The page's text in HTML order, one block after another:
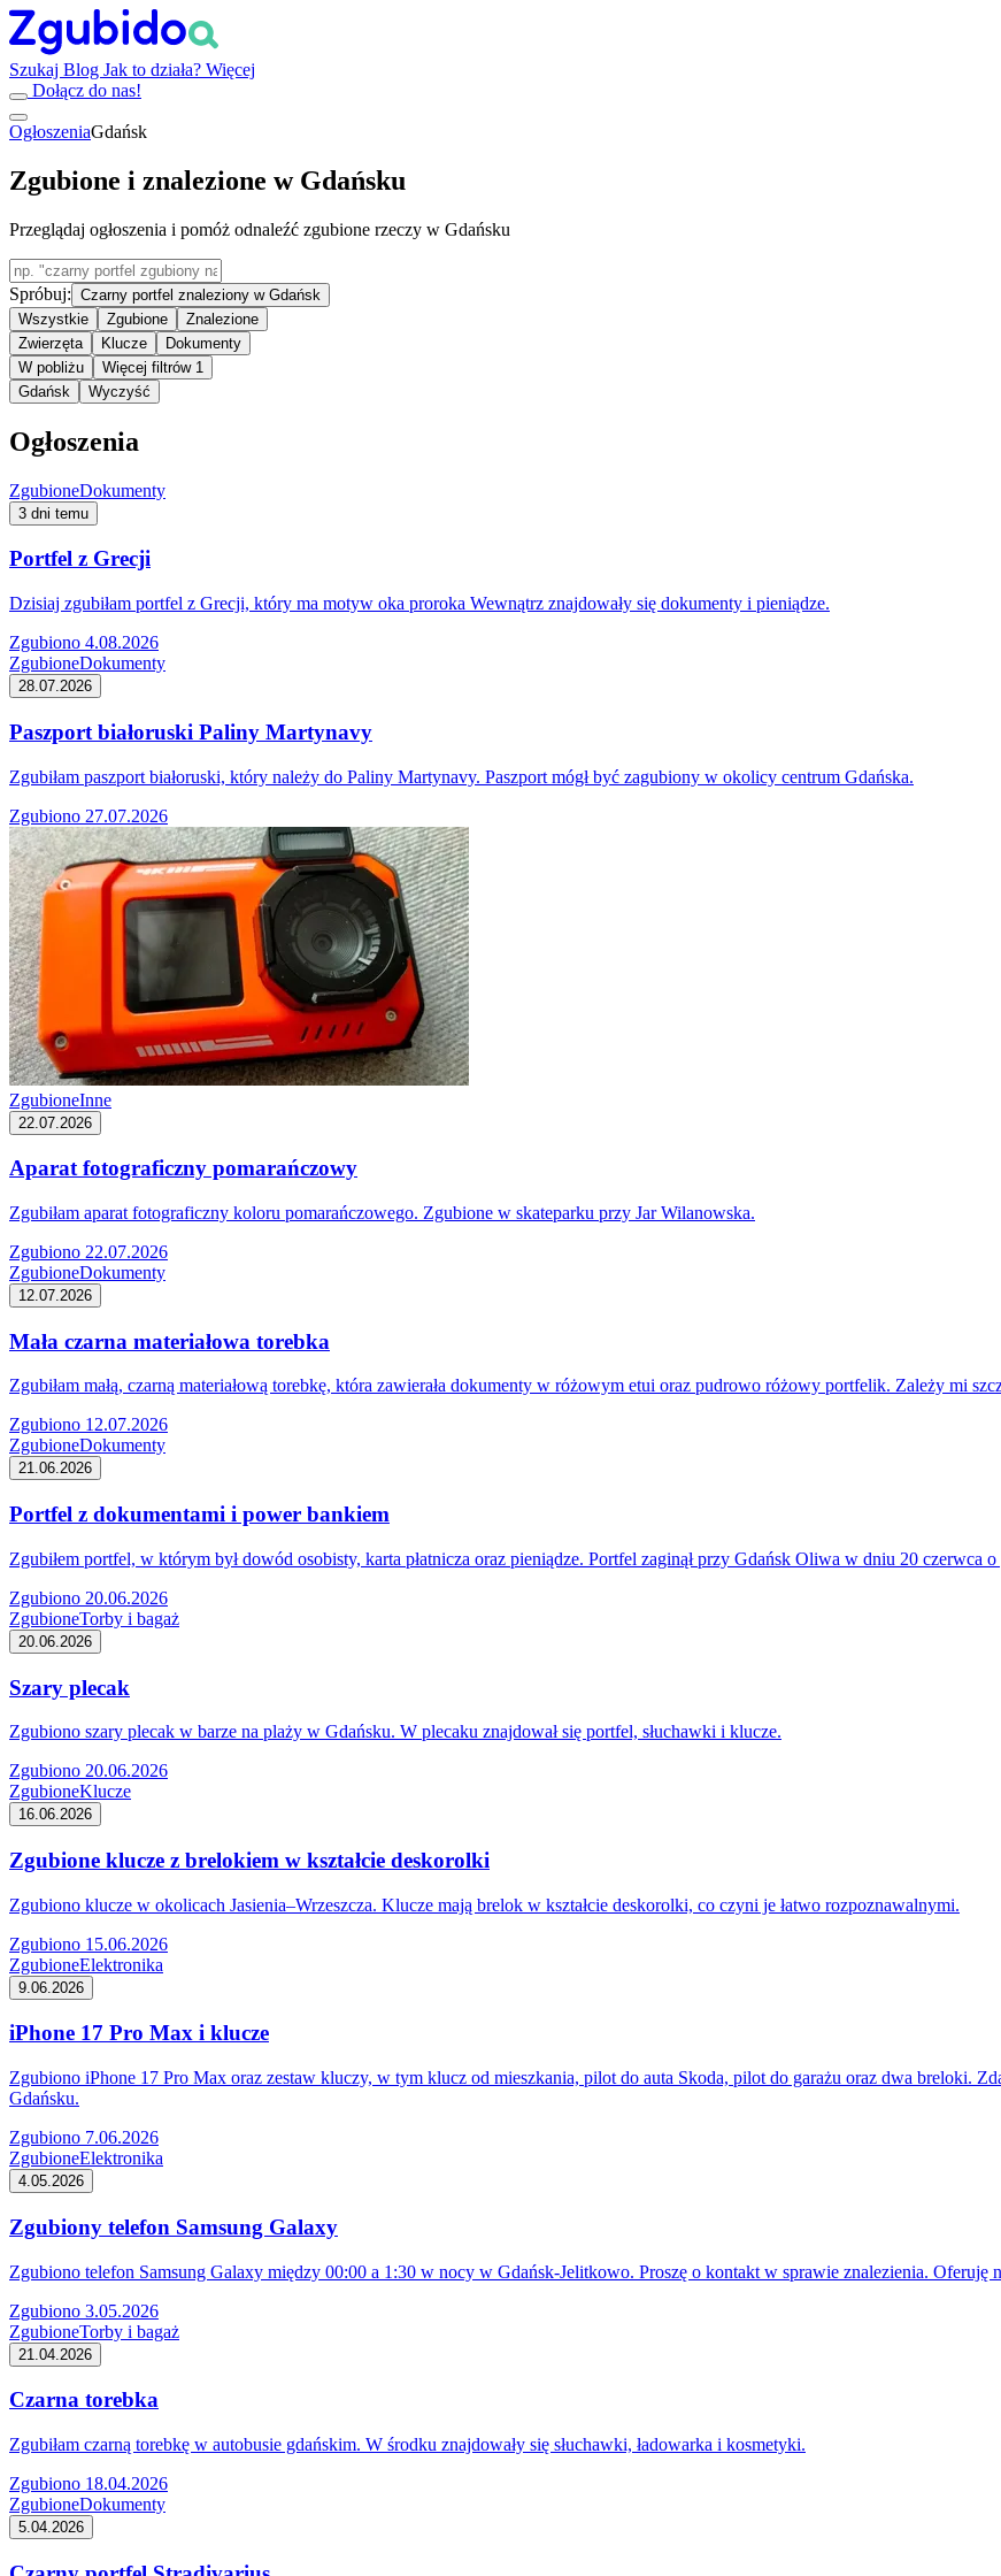
Szukaj Blog Jak to działa? Więcej
Dołącz do nas!
OgłoszeniaGdańsk
Zgubione i znalezione w Gdańsku
Przeglądaj ogłoszenia i pomóż odnaleźć zgubione rzeczy w Gdańsku
Spróbuj: Czarny portfel znaleziony w Gdańsk
Wszystkie
Zgubione
Znalezione
Zwierzęta
Klucze
Dokumenty
W pobliżu
Więcej filtrów 1
Gdańsk
Wyczyść
Ogłoszenia
ZgubioneDokumenty
3 dni temu
Portfel z Grecji
Dzisiaj zgubiłam portfel z Grecji, który ma motyw oka proroka Wewnątrz znajdowały się dokumenty i pieniądze.
Zgubiono 4.08.2026
ZgubioneDokumenty
28.07.2026
Paszport białoruski Paliny Martynavy
Zgubiłam paszport białoruski, który należy do Paliny Martynavy. Paszport mógł być zagubiony w okolicy centrum Gdańska.
Zgubiono 27.07.2026
ZgubioneInne
22.07.2026
Aparat fotograficzny pomarańczowy
Zgubiłam aparat fotograficzny koloru pomarańczowego. Zgubione w skateparku przy Jar Wilanowska.
Zgubiono 22.07.2026
ZgubioneDokumenty
12.07.2026
Mała czarna materiałowa torebka
Zgubiłam małą, czarną materiałową torebkę, która zawierała dokumenty w różowym etui oraz pudrowo różowy portfelik. Zależy mi
Zgubiono 12.07.2026
ZgubioneDokumenty
21.06.2026
Portfel z dokumentami i power bankiem
Zgubiłem portfel, w którym był dowód osobisty, karta płatnicza oraz pieniądze. Portfel zaginął przy Gdańsk Oliwa w dniu 20 czerwca
Zgubiono 20.06.2026
ZgubioneTorby i bagaż
20.06.2026
Szary plecak
Zgubiono szary plecak w barze na plaży w Gdańsku. W plecaku znajdował się portfel, słuchawki i klucze.
Zgubiono 20.06.2026
ZgubioneKlucze
16.06.2026
Zgubione klucze z brelokiem w kształcie deskorolki
Zgubiono klucze w okolicach Jasienia–Wrzeszcza. Klucze mają brelok w kształcie deskorolki, co czyni je łatwo rozpoznawalnymi.
Zgubiono 15.06.2026
ZgubioneElektronika
9.06.2026
iPhone 17 Pro Max i klucze
Zgubiono iPhone 17 Pro Max oraz zestaw kluczy, w tym klucz od mieszkania, pilot do auta Skoda, pilot do garażu oraz dwa breloki.
Gdańsku.
Zgubiono 7.06.2026
ZgubioneElektronika
4.05.2026
Zgubiony telefon Samsung Galaxy
Zgubiono telefon Samsung Galaxy między 00:00 a 1:30 w nocy w Gdańsk-Jelitkowo. Proszę o kontakt w sprawie znalezienia. Oferuję
Zgubiono 3.05.2026
ZgubioneTorby i bagaż
21.04.2026
Czarna torebka
Zgubiłam czarną torebkę w autobusie gdańskim. W środku znajdowały się słuchawki, ładowarka i kosmetyki.
Zgubiono 18.04.2026
ZgubioneDokumenty
5.04.2026